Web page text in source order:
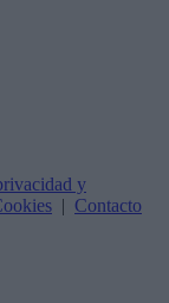
y
| Contacto